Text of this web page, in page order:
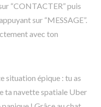
“CONTACTER” puis
sur “MESSAGE”.
avec ton
situation épique : tu as
ta navette spatiale Uber